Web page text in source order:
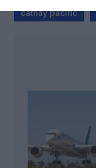
cathay pacific